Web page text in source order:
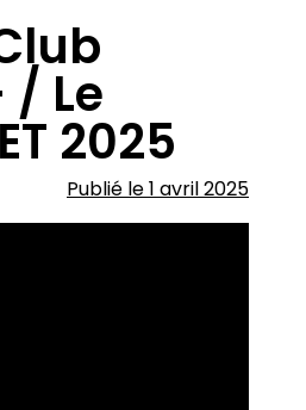
Le
2025
Publié le 1 avril 2025